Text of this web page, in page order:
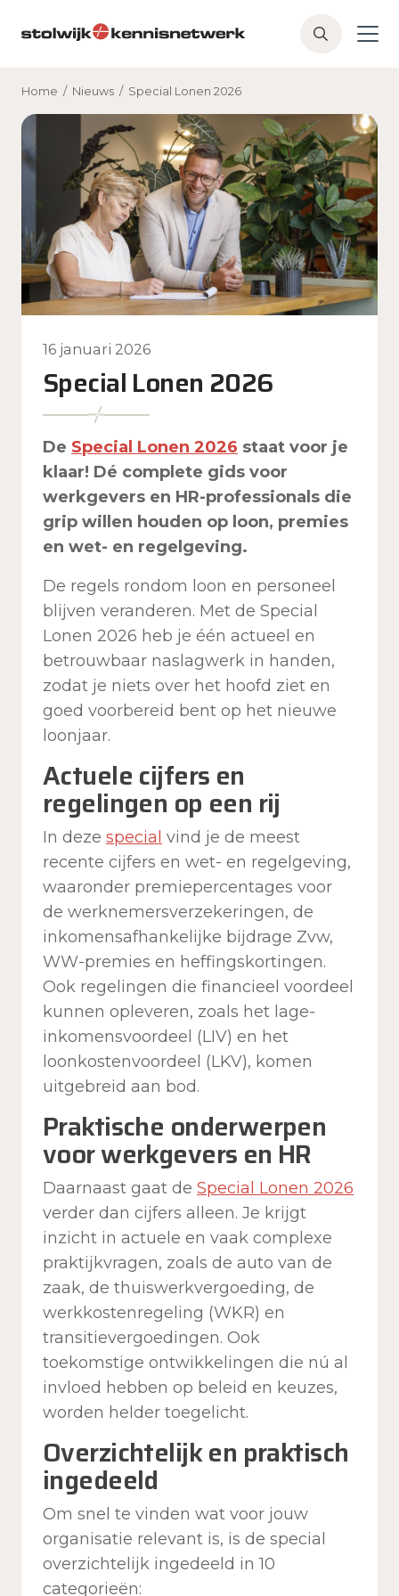
Z
e
n
Home / Nieuws / Special Lonen 2026
16 januari 2026
Special Lonen 2026
De Special Lonen 2026 staat voor je
klaar! Dé complete gids voor
werkgevers en HR-professionals die
grip willen houden op loon, premies
en wet- en regelgeving.
De regels rondom loon en personeel
blijven veranderen. Met de Special
Lonen 2026 heb je één actueel en
betrouwbaar naslagwerk in handen,
zodat je niets over het hoofd ziet en
goed voorbereid bent op het nieuwe
loonjaar.
Actuele cijfers en
regelingen op een rij
In deze special vind je de meest
recente cijfers en wet- en regelgeving,
waaronder premiepercentages voor
de werknemersverzekeringen, de
inkomensafhankelijke bijdrage Zvw,
WW-premies en heffingskortingen.
Ook regelingen die financieel voordeel
kunnen opleveren, zoals het lage-
inkomensvoordeel (LIV) en het
loonkostenvoordeel (LKV), komen
uitgebreid aan bod.
Praktische onderwerpen
voor werkgevers en HR
Daarnaast gaat de Special Lonen 2026
verder dan cijfers alleen. Je krijgt
inzicht in actuele en vaak complexe
praktijkvragen, zoals de auto van de
zaak, de thuiswerkvergoeding, de
werkkostenregeling (WKR) en
transitievergoedingen. Ook
toekomstige ontwikkelingen die nú al
invloed hebben op beleid en keuzes,
worden helder toegelicht.
Overzichtelijk en praktisch
ingedeeld
Om snel te vinden wat voor jouw
organisatie relevant is, is de special
overzichtelijk ingedeeld in 10
categorieën: